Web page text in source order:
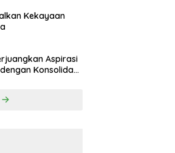
Kekayaan
Aspirasi
Konsolidasi